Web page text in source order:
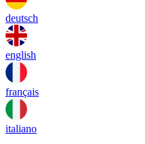
deutsch
english
français
italiano